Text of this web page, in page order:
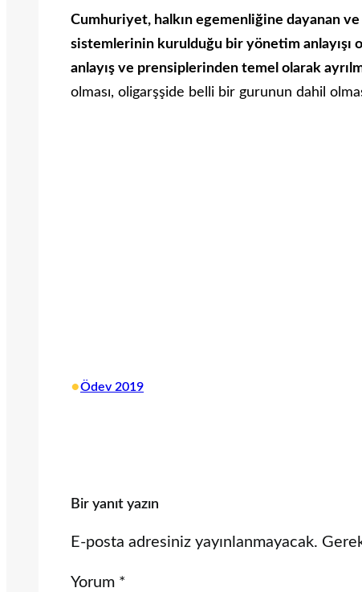
Cumhuriyet, halkın egemenliğine dayanan
sistemlerinin kurulduğu bir yönetim
anlayış ve prensiplerinden temel olarak
olması, oligarşşide belli bir gurunun dahil
•Ödev 2019
Bir yanıt yazın
E-posta adresiniz yayınlanmayacak.
Yorum *